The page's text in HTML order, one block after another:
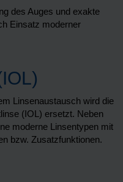
des Auges und exakte
Einsatz moderner
Linsenaustausch wird die
(IOL) ersetzt. Neben
moderne Linsentypen mit
bzw. Zusatzfunktionen.